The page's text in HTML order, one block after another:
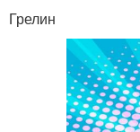
Грелин